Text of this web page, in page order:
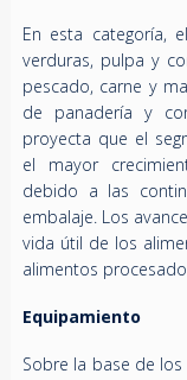
En esta categoría,
verduras, pulpa y
pescado, carne y
de panadería y
proyecta que el
el mayor
debido a las
embalaje. Los
vida útil de los
alimentos
Equipamiento
Sobre la base de